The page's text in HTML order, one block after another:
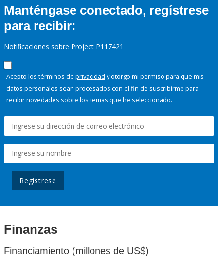
Manténgase conectado, regístrese
para recibir:
Notificaciones sobre Project P117421
Acepto los términos de privacidad y otorgo mi permiso para que mis
datos personales sean procesados con el fin de suscribirme para
recibir novedades sobre los temas que he seleccionado.
Regístrese
Finanzas
Financiamiento (millones de US$)